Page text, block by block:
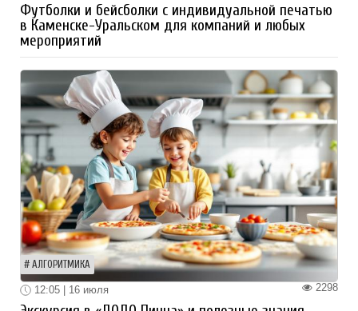
Футболки и бейсболки с индивидуальной печатью
в Каменске-Уральском для компаний и любых
мероприятий
АЛГОРИТМИКА
2298
12:05 | 16 июля